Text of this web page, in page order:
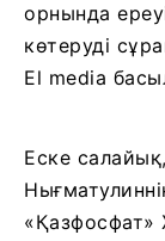
орнында
көтеруді
El media
Еске